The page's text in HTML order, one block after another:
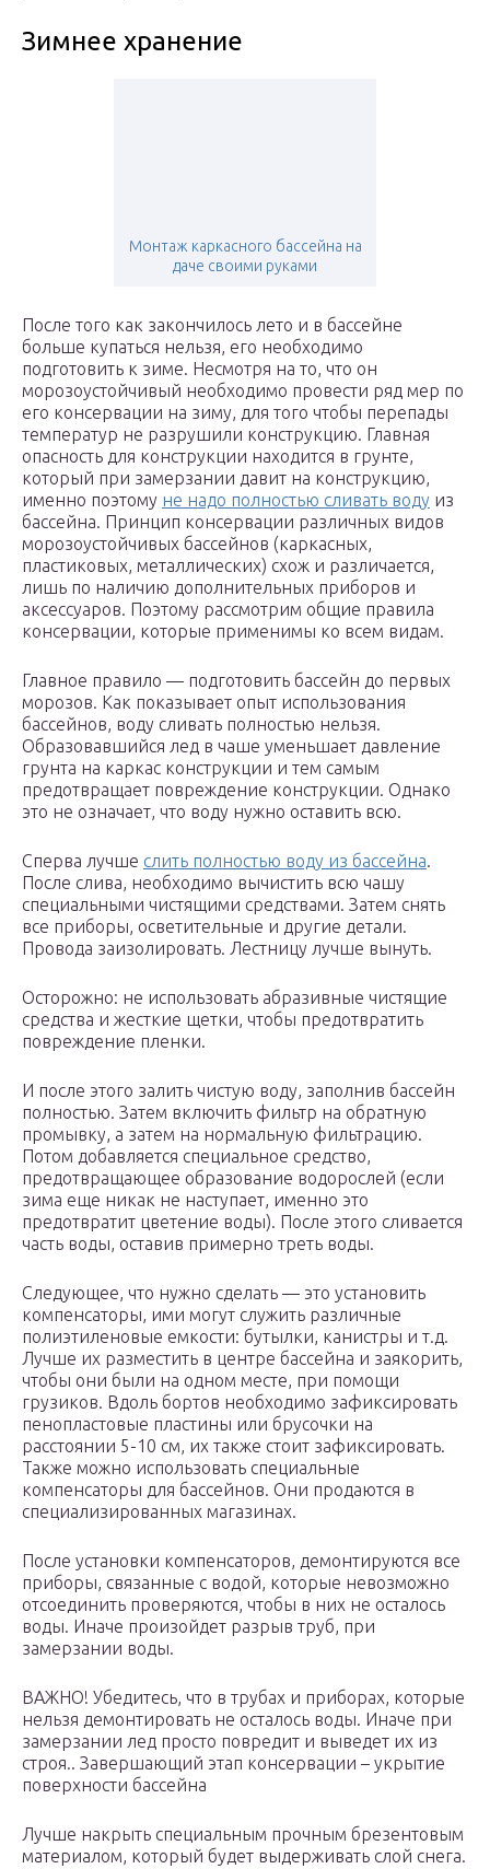
Зимнее хранение
Монтаж каркасного бассейна на
даче своими руками
После того как закончилось лето и в бассейне
больше купаться нельзя, его необходимо
подготовить к зиме. Несмотря на то, что он
морозоустойчивый необходимо провести ряд мер по
его консервации на зиму, для того чтобы перепады
температур не разрушили конструкцию. Главная
опасность для конструкции находится в грунте,
который при замерзании давит на конструкцию,
именно поэтому не надо полностью сливать воду из
бассейна. Принцип консервации различных видов
морозоустойчивых бассейнов (каркасных,
пластиковых, металлических) схож и различается,
лишь по наличию дополнительных приборов и
аксессуаров. Поэтому рассмотрим общие правила
консервации, которые применимы ко всем видам.
Главное правило — подготовить бассейн до первых
морозов. Как показывает опыт использования
бассейнов, воду сливать полностью нельзя.
Образовавшийся лед в чаше уменьшает давление
грунта на каркас конструкции и тем самым
предотвращает повреждение конструкции. Однако
это не означает, что воду нужно оставить всю.
Сперва лучше слить полностью воду из бассейна.
После слива, необходимо вычистить всю чашу
специальными чистящими средствами. Затем снять
все приборы, осветительные и другие детали.
Провода заизолировать. Лестницу лучше вынуть.
Осторожно: не использовать абразивные чистящие
средства и жесткие щетки, чтобы предотвратить
повреждение пленки.
И после этого залить чистую воду, заполнив бассейн
полностью. Затем включить фильтр на обратную
промывку, а затем на нормальную фильтрацию.
Потом добавляется специальное средство,
предотвращающее образование водорослей (если
зима еще никак не наступает, именно это
предотвратит цветение воды). После этого сливается
часть воды, оставив примерно треть воды.
Следующее, что нужно сделать — это установить
компенсаторы, ими могут служить различные
полиэтиленовые емкости: бутылки, канистры и т.д.
Лучше их разместить в центре бассейна и заякорить,
чтобы они были на одном месте, при помощи
грузиков. Вдоль бортов необходимо зафиксировать
пенопластовые пластины или брусочки на
расстоянии 5-10 см, их также стоит зафиксировать.
Также можно использовать специальные
компенсаторы для бассейнов. Они продаются в
специализированных магазинах.
После установки компенсаторов, демонтируются все
приборы, связанные с водой, которые невозможно
отсоединить проверяются, чтобы в них не осталось
воды. Иначе произойдет разрыв труб, при
замерзании воды.
ВАЖНО! Убедитесь, что в трубах и приборах, которые
нельзя демонтировать не осталось воды. Иначе при
замерзании лед просто повредит и выведет их из
строя.. Завершающий этап консервации – укрытие
поверхности бассейна
Лучше накрыть специальным прочным брезентовым
материалом, который будет выдерживать слой снега.